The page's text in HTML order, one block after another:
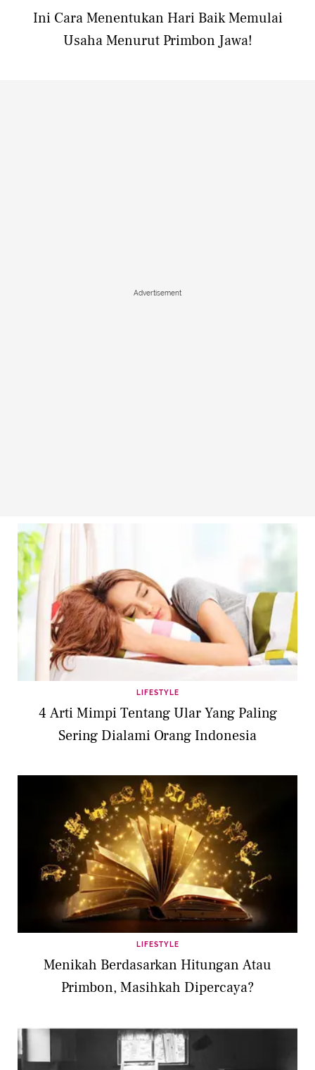
Ini Cara Menentukan Hari Baik Memulai
Usaha Menurut Primbon Jawa!
Advertisement
LIFESTYLE
4 Arti Mimpi Tentang Ular Yang Paling
Sering Dialami Orang Indonesia
LIFESTYLE
Menikah Berdasarkan Hitungan Atau
Primbon, Masihkah Dipercaya?